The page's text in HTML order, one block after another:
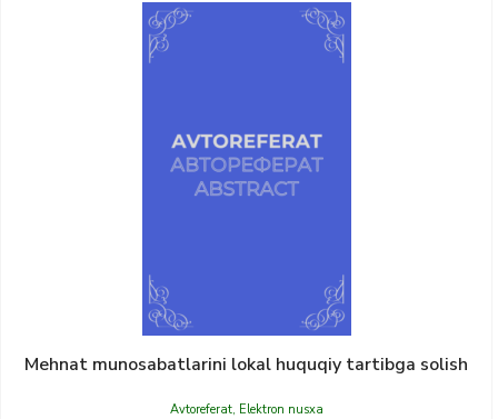
Mehnat munosabatlarini lokal huquqiy tartibga solish
Avtoreferat, Elektron nusxa